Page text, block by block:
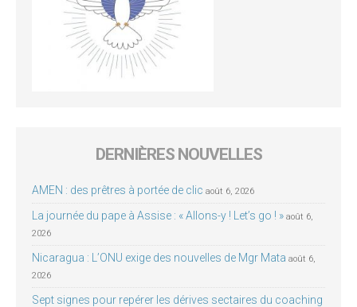
DERNIÈRES NOUVELLES
AMEN : des prêtres à portée de clic août 6, 2026
La journée du pape à Assise : « Allons-y ! Let’s go ! » août 6,
2026
Nicaragua : L’ONU exige des nouvelles de Mgr Mata août 6,
2026
Sept signes pour repérer les dérives sectaires du coaching